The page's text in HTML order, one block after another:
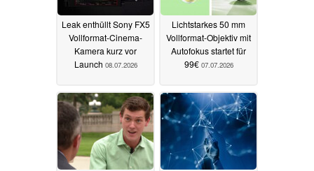
Leak enthüllt Sony FX5
Vollformat-Cinema-
Kamera kurz vor
Launch 08.07.2026
Lichtstarkes 50 mm
Vollformat-Objektiv mit
Autofokus startet für
99€ 07.07.2026